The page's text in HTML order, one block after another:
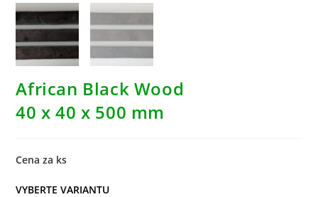
African Black Wood
40 x 40 x 500 mm
Cena za ks
VYBERTE VARIANTU